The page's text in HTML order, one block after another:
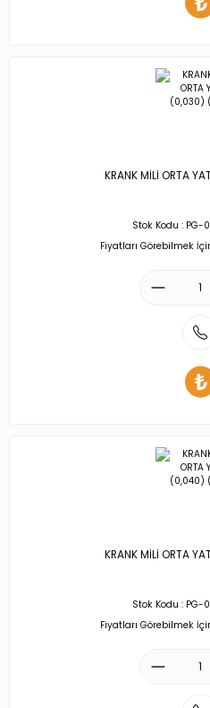
KRANK MİLİ ORTA
Stok Kodu : PG-
Fiyatları Görebilmek
KRANK MİLİ ORTA
Stok Kodu : PG-
Fiyatları Görebilmek